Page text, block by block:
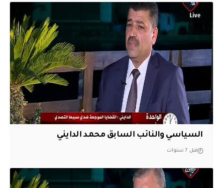
السياسي والنائب السابق محمد الدايني
قبل 7 سنوات